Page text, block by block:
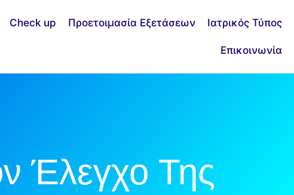
Check up Προετοιμασία Εξετάσεων Ιατρικός Τύπος
Επικοινωνία
Έλεγχο Της